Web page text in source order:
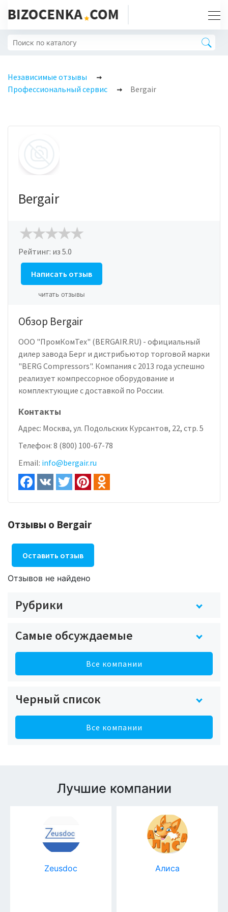
Независимые отзывы
Профессиональный сервис
Bergair
Bergair
Рейтинг: из 5.0
Написать отзыв
читать отзывы
Обзор Bergair
ООО "ПромКомТех" (BERGAIR.RU) - официальный
дилер завода Берг и дистрибьютор торговой марки
"BERG Compressors". Компания с 2013 года успешно
реализует компрессорное оборудование и
комплектующие с доставкой по России.
Контакты
Адрес: Москва, ул. Подольских Курсантов, 22, стр. 5
Телефон: 8 (800) 100-67-78
Email: info@bergair.ru
Отзывы о Bergair
Оставить отзыв
Отзывов не найдено
Рубрики
Самые обсуждаемые
Все компании
Черный список
Все компании
Лучшие компании
Zeusdoc Алиса